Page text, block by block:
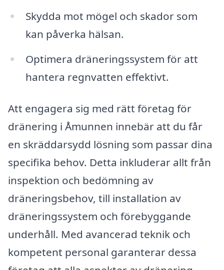
Skydda mot mögel och skador som
kan påverka hälsan.
Optimera dräneringssystem för att
hantera regnvatten effektivt.
Att engagera sig med rätt företag för
dränering i Åmunnen innebär att du får
en skräddarsydd lösning som passar dina
specifika behov. Detta inkluderar allt från
inspektion och bedömning av
dräneringsbehov, till installation av
dräneringssystem och förebyggande
underhåll. Med avancerad teknik och
kompetent personal garanterar dessa